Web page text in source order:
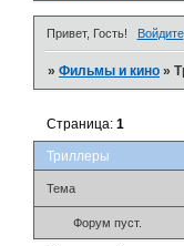
Привет, Гость! Войдите
»Фильмы и кино »
Триллеры
Страница:1
Тема
Форум пуст.